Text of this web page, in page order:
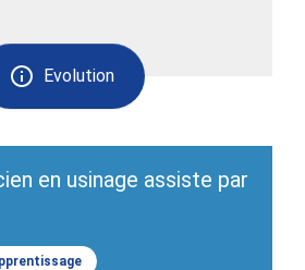
Evolution
en usinage assiste par